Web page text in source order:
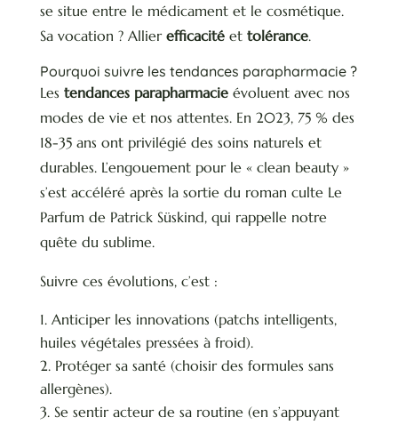
se situe entre le médicament et le cosmétique.
Sa vocation ? Allier efficacitéet tolérance.
Pourquoi suivre les tendances parapharmacie ?
Les tendances parapharmacieévoluent avec nos
modes de vie et nos attentes. En 2023, 75 % des
18-35 ans ont privilégié des soins naturels et
durables. L’engouement pour le « clean beauty »
s’est accéléré après la sortie du roman culte Le
Parfum de Patrick Süskind, qui rappelle notre
quête du sublime.
Suivre ces évolutions, c’est :
Anticiper les innovations (patchs intelligents,
huiles végétales pressées à froid).
Protéger sa santé (choisir des formules sans
allergènes).
Se sentir acteur de sa routine (en s’appuyant